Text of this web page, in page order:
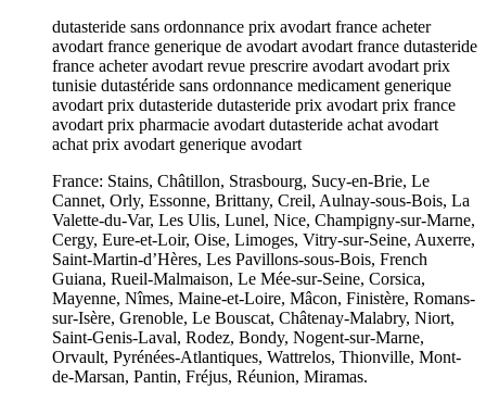
dutasteride sans ordonnance prix avodart france acheter
avodart france generique de avodart avodart france dutasteride
france acheter avodart revue prescrire avodart avodart prix
tunisie dutastéride sans ordonnance medicament generique
avodart prix dutasteride dutasteride prix avodart prix france
avodart prix pharmacie avodart dutasteride achat avodart
achat prix avodart generique avodart
France: Stains, Châtillon, Strasbourg, Sucy-en-Brie, Le
Cannet, Orly, Essonne, Brittany, Creil, Aulnay-sous-Bois, La
Valette-du-Var, Les Ulis, Lunel, Nice, Champigny-sur-Marne,
Cergy, Eure-et-Loir, Oise, Limoges, Vitry-sur-Seine, Auxerre,
Saint-Martin-d’Hères, Les Pavillons-sous-Bois, French
Guiana, Rueil-Malmaison, Le Mée-sur-Seine, Corsica,
Mayenne, Nîmes, Maine-et-Loire, Mâcon, Finistère, Romans-
sur-Isère, Grenoble, Le Bouscat, Châtenay-Malabry, Niort,
Saint-Genis-Laval, Rodez, Bondy, Nogent-sur-Marne,
Orvault, Pyrénées-Atlantiques, Wattrelos, Thionville, Mont-
de-Marsan, Pantin, Fréjus, Réunion, Miramas.